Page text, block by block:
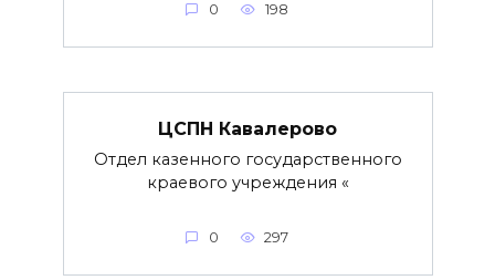
0 198
ЦСПН Кавалерово
Отдел казенного государственного
краевого учреждения «
0 297